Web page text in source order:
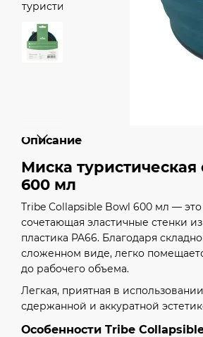
Описание
Миска туристическая
600 мл
Tribe Collapsible Bowl 600 мл —
сочетающая эластичные стенки
пластика PA66. Благодаря
сложенном виде, легко
до рабочего объема.
Легкая, приятная в
сдержанной и аккуратной
Особенности Tribe